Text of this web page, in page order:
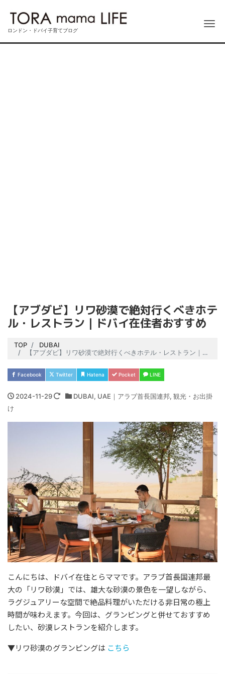
ロンドン・ドバイ子育てブログ
【アブダビ】リワ砂漠で絶対行くべきホテ
ル・レストラン｜ドバイ在住者おすすめ
TOP
DUBAI
【アブダビ】リワ砂漠で絶対行くべきホテル・レストラン｜ドバイ在住者おすすめ
Facebook Twitter Hatena Pocket LINE
2024-11-29 DUBAI, UAE｜アラブ首長国連邦, 観光・お出掛
け
こんにちは、ドバイ在住とらママです。アラブ首長国連邦最
大の「リワ砂漠」では、雄大な砂漠の景色を一望しながら、
ラグジュアリーな空間で絶品料理がいただける非日常の極上
時間が味わえます。今回は、グランピングと併せておすすめ
したい、砂漠レストランを紹介します。
▼リワ砂漠のグランピングは こちら